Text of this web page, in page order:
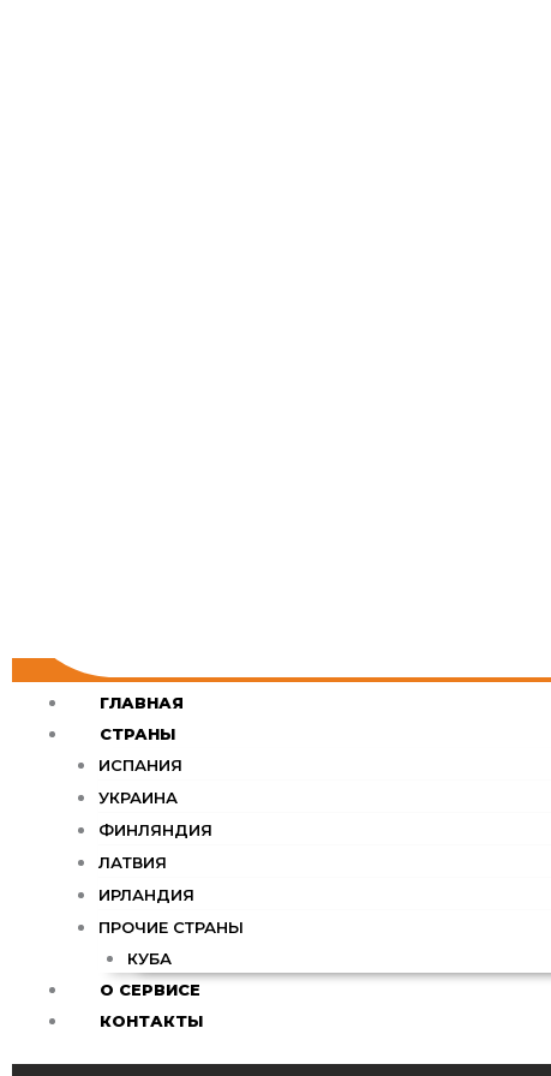
ГЛАВНАЯ
СТРАНЫ
ИСПАНИЯ
УКРАИНА
ФИНЛЯНДИЯ
ЛАТВИЯ
ИРЛАНДИЯ
ПРОЧИЕ СТРАНЫ
КУБА
О СЕРВИСЕ
КОНТАКТЫ